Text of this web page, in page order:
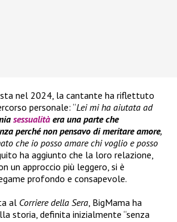
nel 2024, la cantante ha riflettuto
personale: “Lei mi ha aiutata ad
sessualità era una parte che
perché non pensavo di meritare amore,
che io posso amare chi voglio e posso
ha aggiunto che la loro relazione,
un approccio più leggero, si è
profondo e consapevole.
al Corriere della Sera , BigMama ha
storia, definita inizialmente “senza